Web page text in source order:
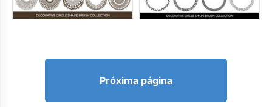
Próxima página